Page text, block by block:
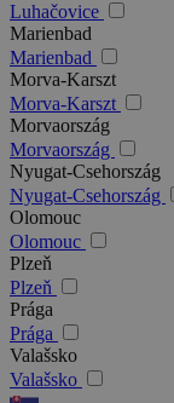
Luhačovice
Marienbad
Marienbad
Morva-Karszt
Morva-Karszt
Morvaország
Morvaország
Nyugat-Csehország
Nyugat-Csehország
Olomouc
Olomouc
Plzeň
Plzeň
Prága
Prága
Valašsko
Valašsko